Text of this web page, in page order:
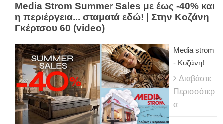
Media Strom Summer Sales με έως -40% και
η περιέργεια... σταματά εδώ! | Στην Κοζάνη
Γκέρτσου 60 (video)
Media strom
- Κοζάνη!
Διαβάστε
Περισσότερ
α